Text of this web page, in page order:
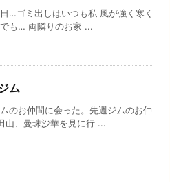
…ゴミ出しはいつも私 風が強く寒く
も… 両隣りのお家 ...
ム
のお仲間に会った。先週ジムのお仲
山、曼珠沙華を見に行 ...